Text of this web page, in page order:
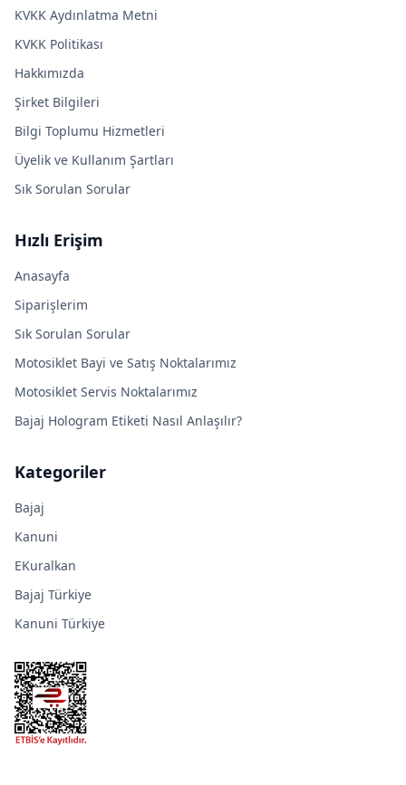
KVKK Aydınlatma Metni
KVKK Politikası
Hakkımızda
Şirket Bilgileri
Bilgi Toplumu Hizmetleri
Üyelik ve Kullanım Şartları
Sık Sorulan Sorular
Hızlı Erişim
Anasayfa
Siparişlerim
Sık Sorulan Sorular
Motosiklet Bayi ve Satış Noktalarımız
Motosiklet Servis Noktalarımız
Bajaj Hologram Etiketi Nasıl Anlaşılır?
Kategoriler
Bajaj
Kanuni
EKuralkan
Bajaj Türkiye
Kanuni Türkiye